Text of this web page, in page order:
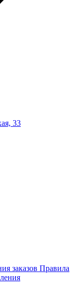
33
заказов Правила